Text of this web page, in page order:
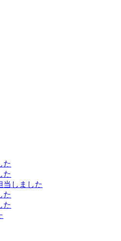
た
た
当しました
た
た